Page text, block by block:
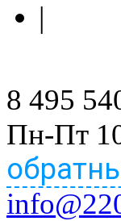
|
8 495
Пн-Пт